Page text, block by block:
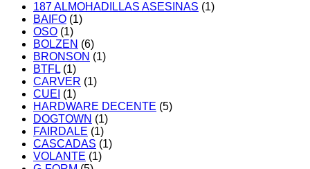
187 ALMOHADILLAS ASESINAS (1)
BAIFO (1)
OSO (1)
BOLZEN (6)
BRONSON (1)
BTFL (1)
CARVER (1)
CUEI (1)
HARDWARE DECENTE (5)
DOGTOWN (1)
FAIRDALE (1)
CASCADAS (1)
VOLANTE (1)